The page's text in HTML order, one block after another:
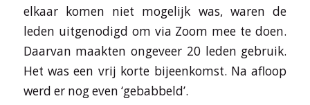
elkaar komen niet mogelijk was, waren de
leden uitgenodigd om via Zoom mee te doen.
Daarvan maakten ongeveer 20 leden gebruik.
Het was een vrij korte bijeenkomst. Na afloop
werd er nog even ‘gebabbeld’.